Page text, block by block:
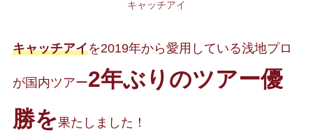
キャッチアイ
キャッチアイを2019年から愛用している浅地プロ
が国内ツアー2年ぶりのツアー優
勝を果たしました！